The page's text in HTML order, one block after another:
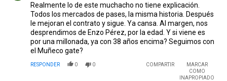
Realmente lo de este muchacho no tiene explicación.
Todos los mercados de pases, la misma historia. Después
le mejoran el contrato y sigue. Ya cansa. Al margen, nos
desprendimos de Enzo Pérez, por la edad. Y si viene es
por una millonada, ya con 38 años encima? Seguimos con
el Muñeco gate?
RESPONDER 0 0 COMPARTIR
MARCAR
COMO
INAPROPIADO